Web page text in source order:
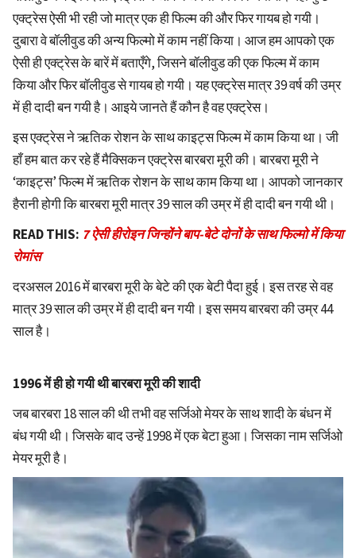
एक्ट्रेस ऐसी भी रही जो मात्र एक ही फिल्म की और फिर गायब हो गयी।
दुबारा वे बॉलीवुड की अन्य फिल्मो में काम नहीं किया। आज हम आपको एक
ऐसी ही एक्ट्रेस के बारें में बताएँगे, जिसने बॉलीवुड की एक फिल्म में काम
किया और फिर बॉलीवुड से गायब हो गयी। यह एक्ट्रेस मात्र 39 वर्ष की उम्र
में ही दादी बन गयी है। आइये जानते हैं कौन है वह एक्ट्रेस।
इस एक्ट्रेस ने ऋतिक रोशन के साथ काइट्स फिल्म में काम किया था। जी
हाँ हम बात कर रहे हैं मैक्सिकन एक्ट्रेस बारबरा मूरी की। बारबरा मूरी ने
‘काइट्स’ फिल्म में ऋतिक रोशन के साथ काम किया था। आपको जानकार
हैरानी होगी कि बारबरा मूरी मात्र 39 साल की उम्र में ही दादी बन गयी थी।
READ THIS: 7 ऐसी हीरोइन जिन्होंने बाप-बेटे दोनों के साथ फिल्मो में किया
रोमांस
दरअसल 2016 में बारबरा मूरी के बेटे की एक बेटी पैदा हुई। इस तरह से वह
मात्र 39 साल की उम्र में ही दादी बन गयी। इस समय बारबरा की उम्र 44
साल है।
1996 में ही हो गयी थी बारबरा मूरी की शादी
जब बारबरा 18 साल की थी तभी वह सर्जिओ मेयर के साथ शादी के बंधन में
बंध गयी थी। जिसके बाद उन्हें 1998 में एक बेटा हुआ। जिसका नाम सर्जिओ
मेयर मूरी है।